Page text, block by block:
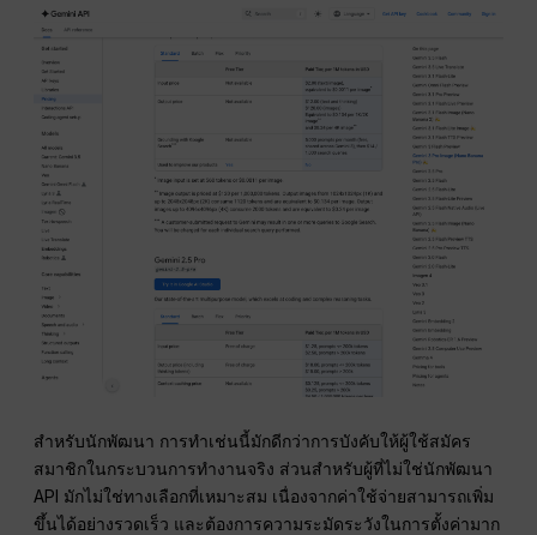
สำหรับนักพัฒนา การทำเช่นนี้มักดีกว่าการบังคับให้ผู้ใช้สมัคร
สมาชิกในกระบวนการทำงานจริง ส่วนสำหรับผู้ที่ไม่ใช่นักพัฒนา
API มักไม่ใช่ทางเลือกที่เหมาะสม เนื่องจากค่าใช้จ่ายสามารถเพิ่ม
ขึ้นได้อย่างรวดเร็ว และต้องการความระมัดระวังในการตั้งค่ามาก